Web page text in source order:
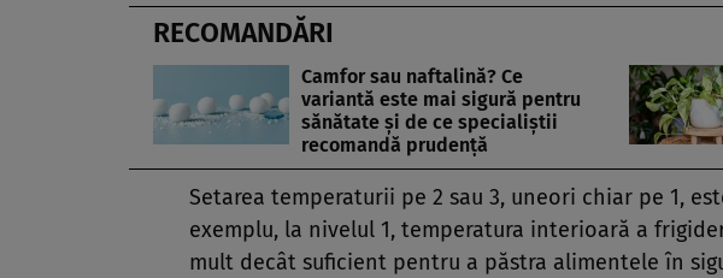
RECOMANDĂRI
Camfor sau naftalină? Ce
variantă este mai sigură pentru
sănătate și de ce specialiștii
recomandă prudență
Setarea temperaturii pe 2 sau 3, uneori chiar pe 1,
exemplu, la nivelul 1, temperatura interioară a
mult decât suficient pentru a păstra alimentele în